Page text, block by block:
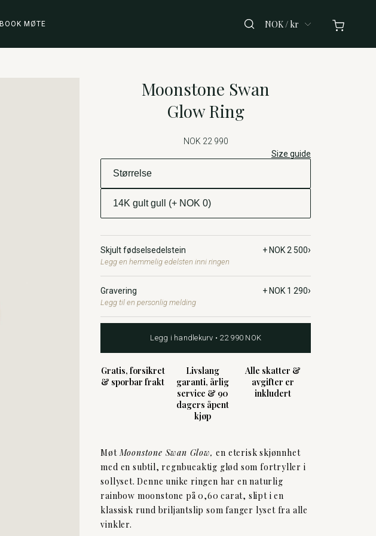
BOOK MØTE NOK / kr
Moonstone Swan
Glow Ring
NOK 22 990
Size guide
Skjult fødselsedelstein
Legg en hemmelig edelsten inni ringen
+ NOK 2 500›
Gravering
Legg til en personlig melding
+ NOK 1 290›
Legg i handlekurv • 22 990 NOK
Gratis, forsikret
& sporbar frakt
Livslang
garanti, årlig
service & 90
dagers åpent
kjøp
Alle skatter &
avgifter er
inkludert
Møt Moonstone Swan Glow,en eterisk skjønnhet
med en subtil, regnbueaktig glød som fortryller i
sollyset. Denne unike ringen har en naturlig
rainbow moonstone på 0,60 carat, slipt i en
klassisk rund briljantslip som fanger lyset fra alle
vinkler.